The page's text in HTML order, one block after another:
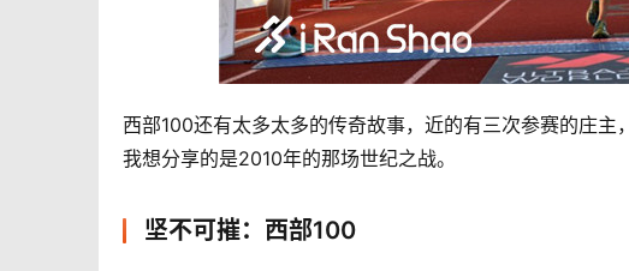
西部100还有太多太多的传奇故事，近的有三次参赛的庄
我想分享的是2010年的那场世纪之战。
坚不可摧：西部100